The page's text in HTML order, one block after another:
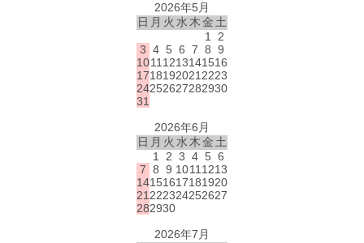
2026年5月
日 月 火 水木金土
1 2
3 4 5 6 7 8 9
10111213141516
17181920212223
24252627282930
31
2026年6月
日 月 火 水木金土
1 2 3 4 5 6
7 8 9 10111213
14151617181920
21222324252627
282930
2026年7月